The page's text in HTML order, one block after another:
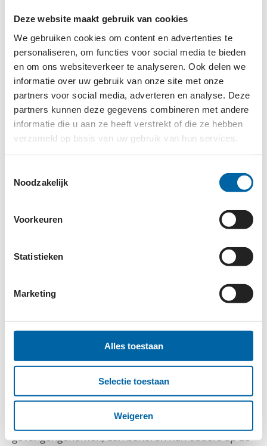
Deze website maakt gebruik van cookies
We gebruiken cookies om content en advertenties te
personaliseren, om functies voor social media te bieden
en om ons websiteverkeer te analyseren. Ook delen we
informatie over uw gebruik van onze site met onze
partners voor social media, adverteren en analyse. Deze
partners kunnen deze gegevens combineren met andere
informatie die u aan ze heeft verstrekt of die ze hebben
verzameld op basis van uw gebruik van hun services.
Noodzakelijk
Voorkeuren
Statistieken
Marketing
Alles toestaan
Selectie toestaan
Weigeren
een opgenomen kind. Onze organisatie ziet dat er
zoveel alleengaande kinderen zijn, wij kunnen hun
familie niet opsporen; het lukt ons niet om hen te
herenigen. Als iedereen continue opgejaagd wordt
in Gaza, hoe kunnen wij dan de kinderen
beschermen?”
De kinderrechtenorganisatie heeft weliswaar
doden te identificeren kan nu niet binnengebracht
kinderen gedood en het is onduidelijk of zich nog
kinderen bevinden onder de gegijzelden. Palestijnse
kunnen geen contact krijgen met hun kinderen die
Save the Children vindt dat een onafhankelijk
met wie hun ouders geen contact kunnen krijgen
gebeurd is. Zijn ze dood, dan hebben ze het recht op
een fatsoenlijke begrafenis. Zijn ze
gevangengenomen, dan behoren hun ouders op de